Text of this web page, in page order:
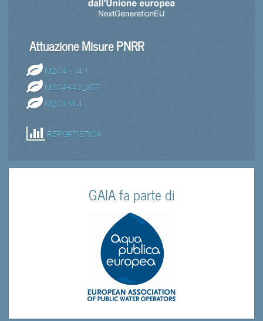
Attuazione Misure PNRR
M2C4 – I4.1
M2C4-I4.2_057
M2C4-I4.4
REPORTISTICA
GAIA fa parte di